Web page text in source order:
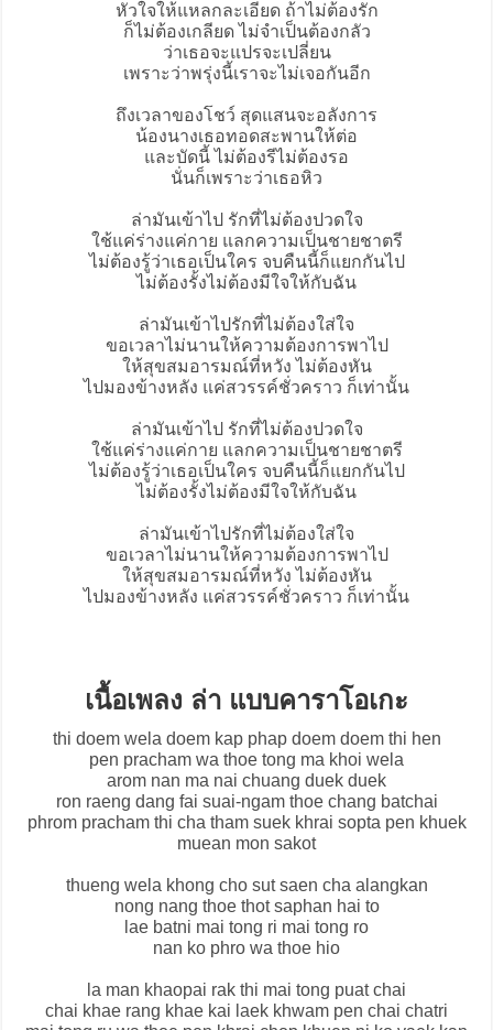
หัวใจให้แหลกละเอียด ถ้าไม่ต้องรัก
ก็ไม่ต้องเกลียด ไม่จำเป็นต้องกลัว
ว่าเธอจะแปรจะเปลี่ยน
เพราะว่าพรุ่งนี้เราจะไม่เจอกันอีก
ถึงเวลาของโชว์ สุดแสนจะอลังการ
น้องนางเธอทอดสะพานให้ต่อ
และบัดนี้ ไม่ต้องรีไม่ต้องรอ
นั่นก็เพราะว่าเธอหิว
ล่ามันเข้าไป รักที่ไม่ต้องปวดใจ
ใช้แค่ร่างแค่กาย แลกความเป็นชายชาตรี
ไม่ต้องรู้ว่าเธอเป็นใคร จบคืนนี้ก็แยกกันไป
ไม่ต้องรั้งไม่ต้องมีใจให้กับฉัน
ล่ามันเข้าไปรักที่ไม่ต้องใส่ใจ
ขอเวลาไม่นานให้ความต้องการพาไป
ให้สุขสมอารมณ์ที่หวัง ไม่ต้องหัน
ไปมองข้างหลัง แค่สวรรค์ชั่วคราว ก็เท่านั้น
ล่ามันเข้าไป รักที่ไม่ต้องปวดใจ
ใช้แค่ร่างแค่กาย แลกความเป็นชายชาตรี
ไม่ต้องรู้ว่าเธอเป็นใคร จบคืนนี้ก็แยกกันไป
ไม่ต้องรั้งไม่ต้องมีใจให้กับฉัน
ล่ามันเข้าไปรักที่ไม่ต้องใส่ใจ
ขอเวลาไม่นานให้ความต้องการพาไป
ให้สุขสมอารมณ์ที่หวัง ไม่ต้องหัน
ไปมองข้างหลัง แค่สวรรค์ชั่วคราว ก็เท่านั้น
เนื้อเพลง ล่า แบบคาราโอเกะ
thi doem wela doem kap phap doem doem thi hen
pen pracham wa thoe tong ma khoi wela
arom nan ma nai chuang duek duek
ron raeng dang fai suai-ngam thoe chang batchai
phrom pracham thi cha tham suek khrai sopta pen khuek
muean mon sakot
thueng wela khong cho sut saen cha alangkan
nong nang thoe thot saphan hai to
lae batni mai tong ri mai tong ro
nan ko phro wa thoe hio
la man khaopai rak thi mai tong puat chai
chai khae rang khae kai laek khwam pen chai chatri